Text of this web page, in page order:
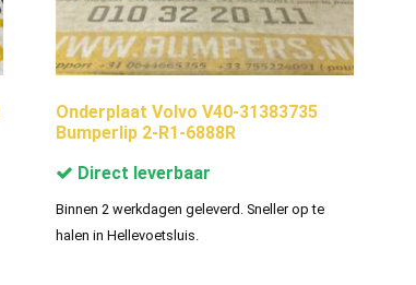
Onderplaat Volvo V40-31383735
Bumperlip 2-R1-6888R
Direct leverbaar
Binnen 2 werkdagen geleverd. Sneller op te
halen in Hellevoetsluis.